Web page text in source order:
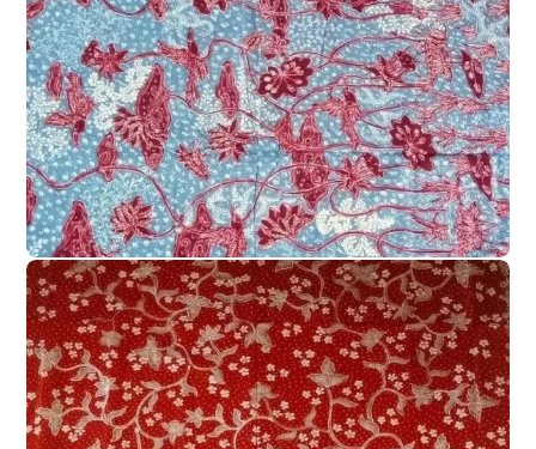
BATIK TULIS LASEM,KAIN BATIK TULIS LASEM DUA WARNA
Kain Batik Tulis Lasem Dua Warna 2W-
025